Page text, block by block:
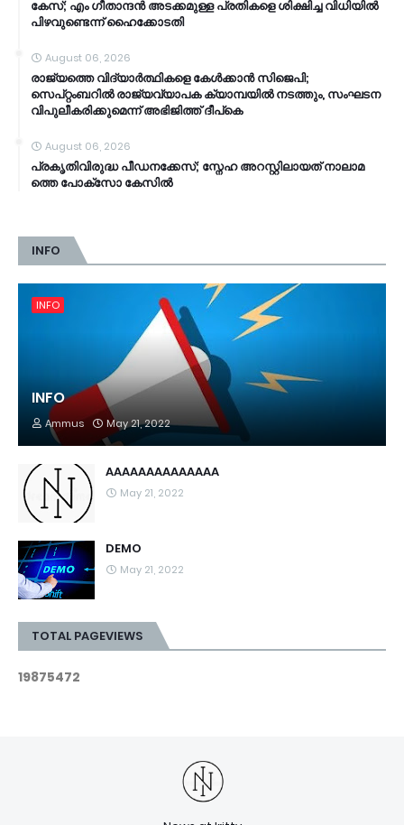
കേസ്; ​എം ഗീതാന്ദൻ അടക്കമുള്ള പ്രതികളെ ശിക്ഷിച്ച വിധിയിൽ
പിഴവുണ്ടെന്ന് ഹൈക്കോടതി
August 06, 2026
രാജ്യത്തെ വിദ്യാർത്ഥികളെ കേൾക്കാൻ സിജെപി;
സെപ്റ്റംബറിൽ രാജ്യവ്യാപക ക്യാമ്പയിൽ നടത്തും, സംഘടന
വിപുലീകരിക്കുമെന്ന് അഭിജിത്ത് ദീപ്കെ
August 06, 2026
പ്ര​കൃ​തി​വി​രു​ദ്ധ പീ​ഡ​ന​ക്കേ​സ്; സ്നേ​ഹ അ​റ​സ്റ്റി​ലാ​യ​ത് നാ​ലാ​മ​
ത്തെ പോ​ക്സോ കേ​സി​ൽ
INFO
INFO
INFO
Ammus May 21, 2022
AAAAAAAAAAAAAA
May 21, 2022
DEMO
May 21, 2022
TOTAL PAGEVIEWS
19875472